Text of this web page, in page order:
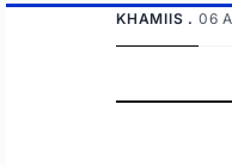
KHAMIIS . 06